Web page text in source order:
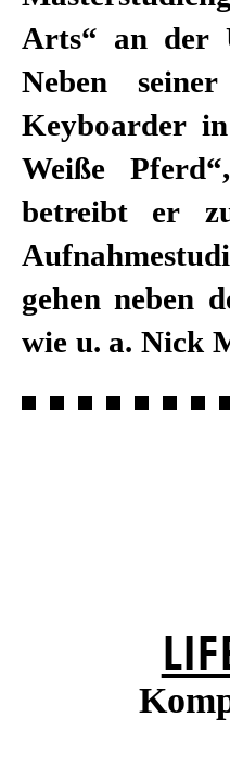
Arts“ an der
Neben
Keyboarder
Weiße
betreibt er
gehen neben
wie u. a. Nick
Volkstheater
und am
arbeitet Masi
Musik führte
Bartkowiak
Gemeinsam